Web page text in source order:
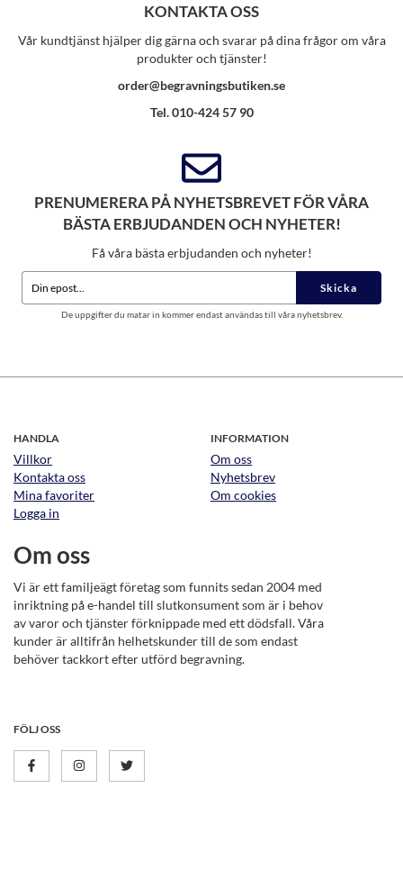
KONTAKTA OSS
Vår kundtjänst hjälper dig gärna och svarar på dina frågor om våra
produkter och tjänster!
order@begravningsbutiken.se
Tel. 010-424 57 90
PRENUMERERA PÅ NYHETSBREVET FÖR VÅRA
BÄSTA ERBJUDANDEN OCH NYHETER!
Få våra bästa erbjudanden och nyheter!
Skicka
De uppgifter du matar in kommer endast användas till våra nyhetsbrev.
HANDLA
Villkor
Kontakta oss
Mina favoriter
Logga in
INFORMATION
Om oss
Nyhetsbrev
Om cookies
Om oss
Vi är ett familjeägt företag som funnits sedan 2004 med
inriktning på e-handel till slutkonsument som är i behov
av varor och tjänster förknippade med ett dödsfall. Våra
kunder är alltifrån helhetskunder till de som endast
behöver tackkort efter utförd begravning.
FÖLJ OSS